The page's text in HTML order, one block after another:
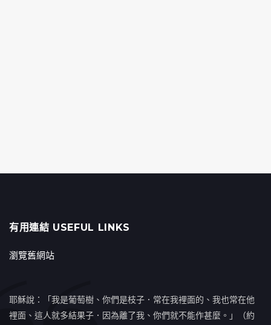
有用連結 USEFUL LINKS
瀏覽舊網站
耶穌說：「我是葡萄樹、你們是枝子．常在我裡面的、我也常在他
裡面、這人就多結果子．因為離了我、你們就不能作甚麼。」（約